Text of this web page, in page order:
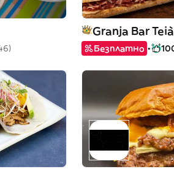
Granja Bar Teià
Безплатно